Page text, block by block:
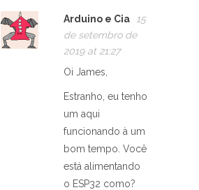
Arduino e Cia
15
de setembro de
2019 at 21:27
Oi James,
Estranho, eu tenho
um aqui
funcionando à um
bom tempo. Você
está alimentando
o ESP32 como?